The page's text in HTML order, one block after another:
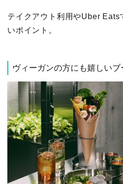
テイクアウト利用やUber Eats
いポイント。
ヴィーガンの方にも嬉しい